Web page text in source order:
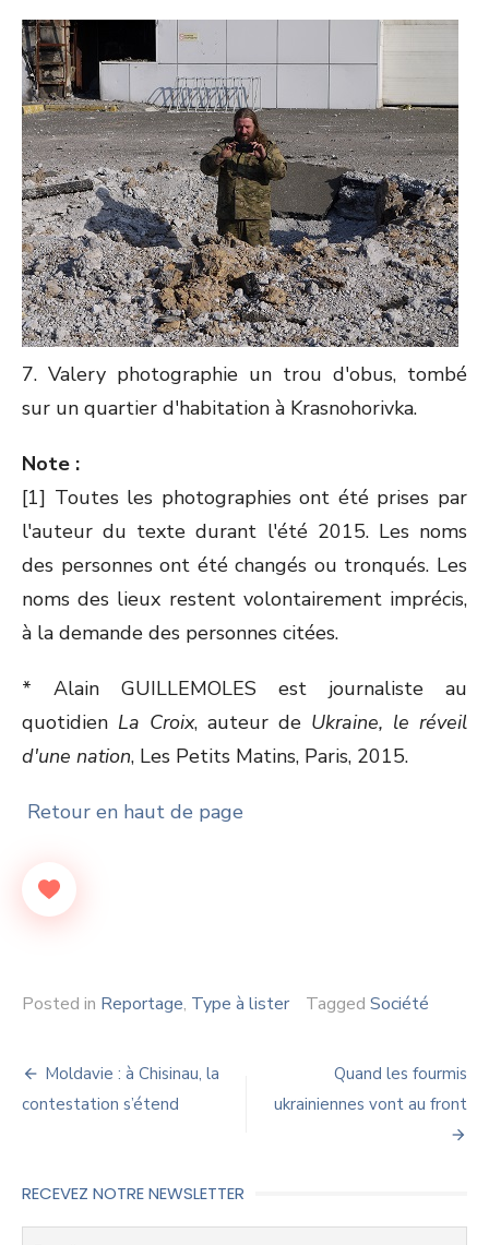
7. Valery photographie un trou d'obus, tombé
sur un quartier d'habitation à Krasnohorivka.
Note :
[1] Toutes les photographies ont été prises par
l'auteur du texte durant l'été 2015. Les noms
des personnes ont été changés ou tronqués. Les
noms des lieux restent volontairement imprécis,
à la demande des personnes citées.
* Alain GUILLEMOLES est journaliste au
quotidien La Croix, auteur de Ukraine, le réveil
d'une nation, Les Petits Matins, Paris, 2015.
Retour en haut de page
Posted in Reportage, Type à lister Tagged Société
Navigation
de
Moldavie : à Chisinau, la
contestation s’étend
Quand les fourmis
ukrainiennes vont au front
RECEVEZ NOTRE NEWSLETTER